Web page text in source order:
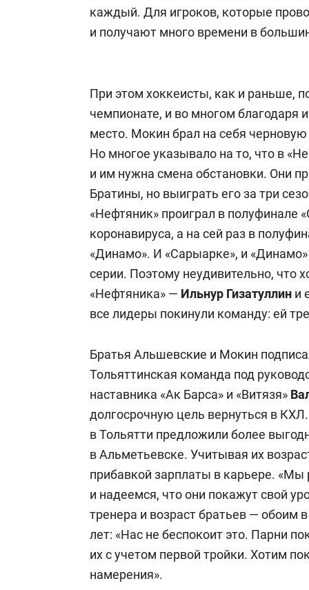
каждый. Для игроков, которые
и получают много времени в
При этом хоккеисты, как и раньше,
чемпионате, и во многом благодаря
место. Мокин брал на себя
Но многое указывало на то, что в
и им нужна смена обстановки. Они
Братины, но выиграть его за три
«Нефтяник» проиграл в полуфинале
коронавируса, а на сей раз в
«Динамо». И «Сарыарке», и
серии. Поэтому неудивительно, что
«Нефтяника» — Ильнур Гизатуллин и
все лидеры покинули команду: ей
Братья Альшевские и Мокин
Тольяттинская команда под
наставника «Ак Барса» и «Витязя»
долгосрочную цель вернуться в
в Тольятти предложили более
в Альметьевске. Учитывая их
прибавкой зарплаты в карьере.
и надеемся, что они покажут свой
тренера и возраст братьев — обоим
лет: «Нас не беспокоит это. Парни
их с учетом первой тройки. Хотим
намерения».